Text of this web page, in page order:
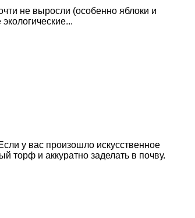
не выросли (особенно яблоки и
у вас произошло искусственное
торф и аккуратно заделать в почву.